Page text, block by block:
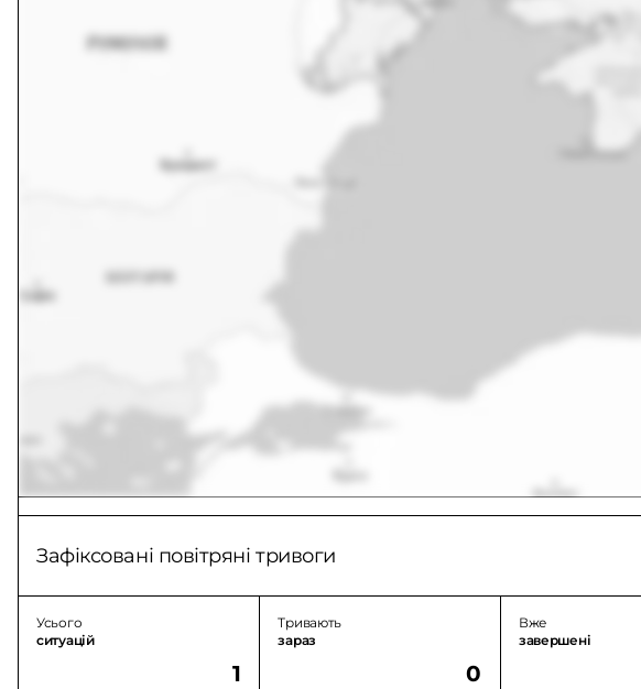
Зафіксовані повітряні тривоги
Усього
ситуацій
1
Тривають
зараз
0
Вже
завершені